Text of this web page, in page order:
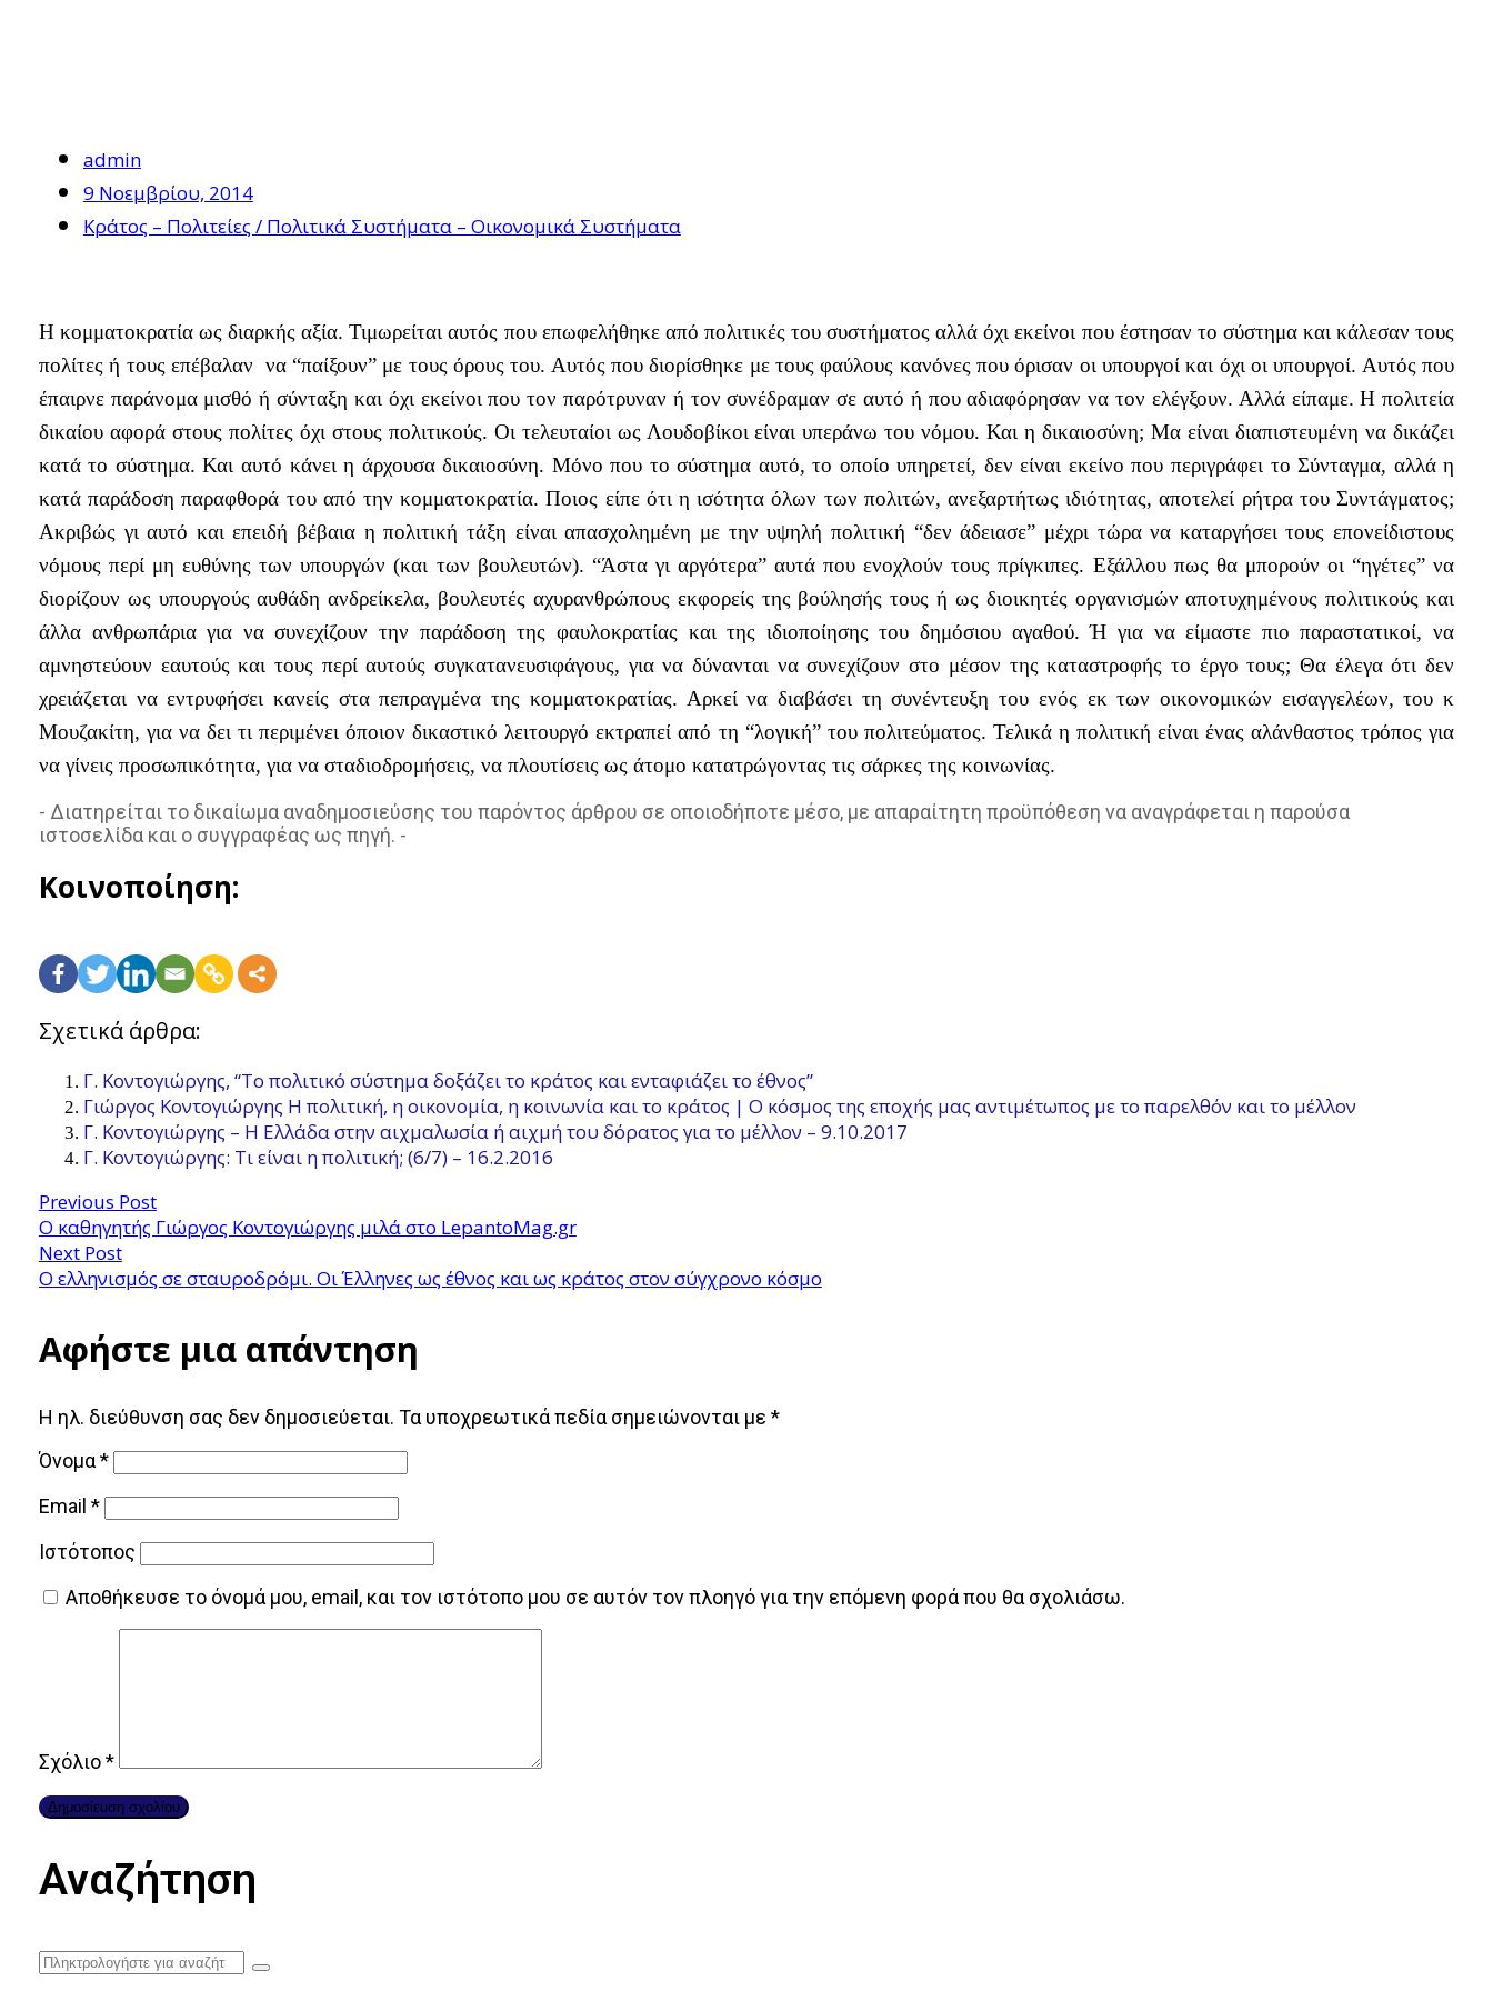
admin
9 Νοεμβρίου, 2014
Κράτος – Πολιτείες / Πολιτικά Συστήματα – Οικονομικά Συστήματα
Η κομματοκρατία ως διαρκής αξία. Τιμωρείται αυτός που επωφελήθηκε από πολιτικές του συστήματος αλλά όχι εκείνοι που έστησαν το σύστημα και κάλεσαν τους
πολίτες ή τους επέβαλαν να “παίξουν” με τους όρους του. Αυτός που διορίσθηκε με τους φαύλους κανόνες που όρισαν οι υπουργοί και όχι οι υπουργοί. Αυτός που
έπαιρνε παράνομα μισθό ή σύνταξη και όχι εκείνοι που τον παρότρυναν ή τον συνέδραμαν σε αυτό ή που αδιαφόρησαν να τον ελέγξουν. Αλλά είπαμε. Η πολιτεία
δικαίου αφορά στους πολίτες όχι στους πολιτικούς. Οι τελευταίοι ως Λουδοβίκοι είναι υπεράνω του νόμου. Και η δικαιοσύνη; Μα είναι διαπιστευμένη να δικάζει
κατά το σύστημα. Και αυτό κάνει η άρχουσα δικαιοσύνη. Μόνο που το σύστημα αυτό, το οποίο υπηρετεί, δεν είναι εκείνο που περιγράφει το Σύνταγμα, αλλά η
κατά παράδοση παραφθορά του από την κομματοκρατία. Ποιος είπε ότι η ισότητα όλων των πολιτών, ανεξαρτήτως ιδιότητας, αποτελεί ρήτρα του Συντάγματος;
Ακριβώς γι αυτό και επειδή βέβαια η πολιτική τάξη είναι απασχολημένη με την υψηλή πολιτική “δεν άδειασε” μέχρι τώρα να καταργήσει τους επονείδιστους
νόμους περί μη ευθύνης των υπουργών (και των βουλευτών). “Άστα γι αργότερα” αυτά που ενοχλούν τους πρίγκιπες. Εξάλλου πως θα μπορούν οι “ηγέτες” να
διορίζουν ως υπουργούς αυθάδη ανδρείκελα, βουλευτές αχυρανθρώπους εκφορείς της βούλησής τους ή ως διοικητές οργανισμών αποτυχημένους πολιτικούς και
άλλα ανθρωπάρια για να συνεχίζουν την παράδοση της φαυλοκρατίας και της ιδιοποίησης του δημόσιου αγαθού. Ή για να είμαστε πιο παραστατικοί, να
αμνηστεύουν εαυτούς και τους περί αυτούς συγκατανευσιφάγους, για να δύνανται να συνεχίζουν στο μέσον της καταστροφής το έργο τους; Θα έλεγα ότι δεν
χρειάζεται να εντρυφήσει κανείς στα πεπραγμένα της κομματοκρατίας. Αρκεί να διαβάσει τη συνέντευξη του ενός εκ των οικονομικών εισαγγελέων, του κ
Μουζακίτη, για να δει τι περιμένει όποιον δικαστικό λειτουργό εκτραπεί από τη “λογική” του πολιτεύματος. Τελικά η πολιτική είναι ένας αλάνθαστος τρόπος για
να γίνεις προσωπικότητα, για να σταδιοδρομήσεις, να πλουτίσεις ως άτομο κατατρώγοντας τις σάρκες της κοινωνίας.
- Διατηρείται το δικαίωμα αναδημοσιεύσης του παρόντος άρθρου σε οποιοδήποτε μέσο, με απαραίτητη προϋπόθεση να αναγράφεται η παρούσα
ιστοσελίδα και ο συγγραφέας ως πηγή. -
Κοινοποίηση:
Σχετικά άρθρα:
Γ. Κοντογιώργης, “Το πολιτικό σύστημα δοξάζει το κράτος και ενταφιάζει το έθνος”
Γιώργος Κοντογιώργης Η πολιτική, η οικονομία, η κοινωνία και το κράτος | Ο κόσμος της εποχής μας αντιμέτωπος με το παρελθόν και το μέλλον
Γ. Κοντογιώργης – Η Ελλάδα στην αιχμαλωσία ή αιχμή του δόρατος για το μέλλον – 9.10.2017
Γ. Κοντογιώργης: Τι είναι η πολιτική; (6/7) – 16.2.2016
Previous Post
Ο καθηγητής Γιώργος Κοντογιώργης μιλά στο LepantoMag.gr
Next Post
Ο ελληνισμός σε σταυροδρόμι. Οι Έλληνες ως έθνος και ως κράτος στον σύγχρονο κόσμο
Αφήστε μια απάντηση
Η ηλ. διεύθυνση σας δεν δημοσιεύεται. Τα υποχρεωτικά πεδία σημειώνονται με *
Όνομα*
Email *
Ιστότοπος
Αποθήκευσε το όνομά μου, email, και τον ιστότοπο μου σε αυτόν τον πλοηγό για την επόμενη φορά που θα σχολιάσω.
Σχόλιο*
Αναζήτηση